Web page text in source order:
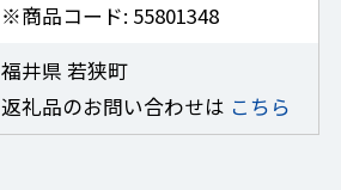
※商品コード: 55801348
福井県 若狭町
返礼品のお問い合わせは こちら